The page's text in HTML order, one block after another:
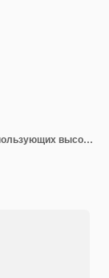
3D-иллюстрация людей с гаджетами, использующих высокоскоростной Интернет